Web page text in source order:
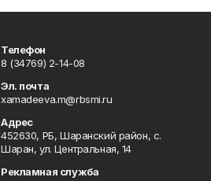
Телефон
8 (34769) 2-14-08
Эл. почта
xamadeeva.m@rbsmi.ru
Адрес
452630, РБ, Шаранский район, с.
Шаран, ул. Центральная, 14
Рекламная служба